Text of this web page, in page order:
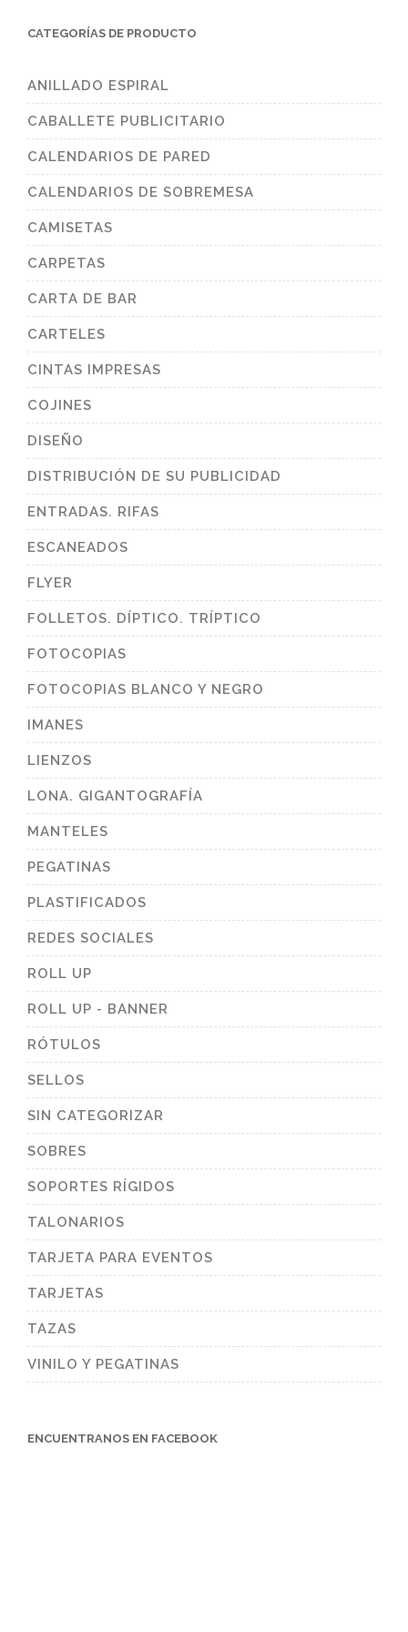
CATEGORÍAS DE PRODUCTO
ANILLADO ESPIRAL
CABALLETE PUBLICITARIO
CALENDARIOS DE PARED
CALENDARIOS DE SOBREMESA
CAMISETAS
CARPETAS
CARTA DE BAR
CARTELES
CINTAS IMPRESAS
COJINES
DISEÑO
DISTRIBUCIÓN DE SU PUBLICIDAD
ENTRADAS. RIFAS
ESCANEADOS
FLYER
FOLLETOS. DÍPTICO. TRÍPTICO
FOTOCOPIAS
FOTOCOPIAS BLANCO Y NEGRO
IMANES
LIENZOS
LONA. GIGANTOGRAFÍA
MANTELES
PEGATINAS
PLASTIFICADOS
REDES SOCIALES
ROLL UP
ROLL UP - BANNER
RÓTULOS
SELLOS
SIN CATEGORIZAR
SOBRES
SOPORTES RÍGIDOS
TALONARIOS
TARJETA PARA EVENTOS
TARJETAS
TAZAS
VINILO Y PEGATINAS
ENCUENTRANOS EN FACEBOOK